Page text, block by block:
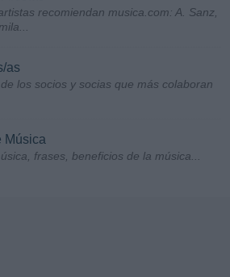
recomiendan musica.com: A. Sanz,
as
los socios y socias que más colaboran
Música
frases, beneficios de la música...